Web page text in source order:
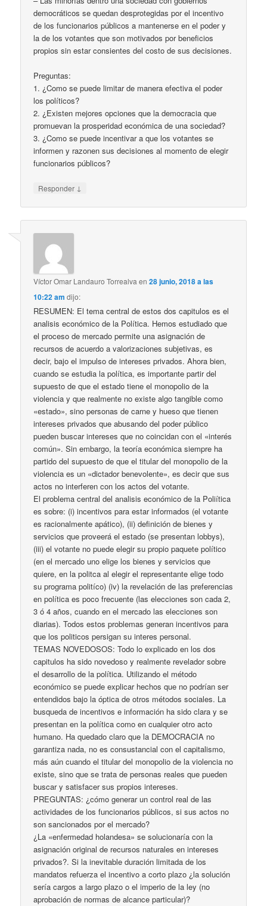
democráticos se quedan desprotegidas por el incentivo
de los funcionarios públicos a mantenerse en el poder y
la de los votantes que son motivados por beneficios
propios sin estar consientes del costo de sus decisiones.
Preguntas:
1. ¿Como se puede limitar de manera efectiva el poder
los políticos?
2. ¿Existen mejores opciones que la democracia que
promuevan la prosperidad económica de una sociedad?
3. ¿Como se puede incentivar a que los votantes se
informen y razonen sus decisiones al momento de elegir
funcionarios públicos?
Responder ↓
Víctor Omar Landauro Torrealva en28 junio, 2018 a las
10:22 am dijo:
RESUMEN: El tema central de estos dos capitulos es el
analisis económico de la Política. Hemos estudiado que
el proceso de mercado permite una asignación de
recursos de acuerdo a valorizaciones subjetivas, es
decir, bajo el impulso de intereses privados. Ahora bien,
cuando se estudia la política, es importante partir del
supuesto de que el estado tiene el monopolio de la
violencia y que realmente no existe algo tangible como
«estado», sino personas de carne y hueso que tienen
intereses privados que abusando del poder público
pueden buscar intereses que no coincidan con el «interés
común». Sin embargo, la teoría económica siempre ha
partido del supuesto de que el titular del monopolio de la
violencia es un «dictador benevolente», es decir que sus
actos no interferen con los actos del votante.
El problema central del analisis económico de la Poliítica
es sobre: (i) incentivos para estar informados (el votante
es racionalmente apático), (ii) definición de bienes y
servicios que proveerá el estado (se presentan lobbys),
(iii) el votante no puede elegir su propio paquete político
(en el mercado uno elige los bienes y servicios que
quiere, en la politca al elegir el representante elige todo
su programa politíco) (iv) la revelación de las preferencias
en política es poco frecuente (las elecciones son cada 2,
3 ó 4 años, cuando en el mercado las elecciones son
diarias). Todos estos problemas generan incentivos para
que los politicos persigan su interes personal.
TEMAS NOVEDOSOS: Todo lo explicado en los dos
capitulos ha sido novedoso y realmente revelador sobre
el desarrollo de la política. Utilizando el método
económico se puede explicar hechos que no podrían ser
entendidos bajo la óptica de otros métodos sociales. La
busqueda de incentivos e información ha sido clara y se
presentan en la política como en cualquier otro acto
humano. Ha quedado claro que la DEMOCRACIA no
garantiza nada, no es consustancial con el capitalismo,
más aún cuando el titular del monopolio de la violencia no
existe, sino que se trata de personas reales que pueden
buscar y satisfacer sus propios intereses.
PREGUNTAS: ¿cómo generar un control real de las
actividades de los funcionarios públicos, si sus actos no
son sancionados por el mercado?
¿La «enfermedad holandesa» se solucionaría con la
asignación original de recursos naturales en intereses
privados?. Si la inevitable duración limitada de los
mandatos refuerza el incentivo a corto plazo ¿la solución
sería cargos a largo plazo o el imperio de la ley (no
aprobación de normas de alcance particular)?